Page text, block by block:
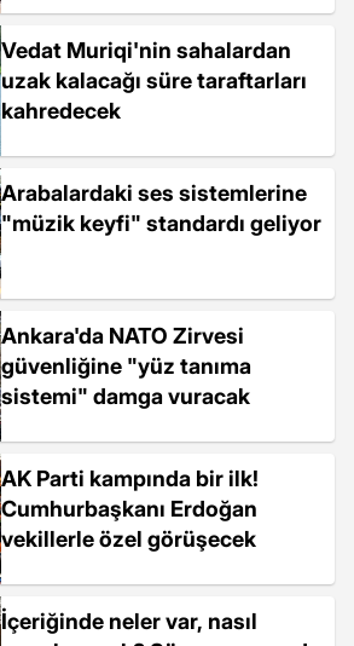
Vedat Muriqi'nin sahalardan
uzak kalacağı süre taraftarları
kahredecek
Arabalardaki ses sistemlerine
"müzik keyfi" standardı geliyor
Ankara'da NATO Zirvesi
güvenliğine "yüz tanıma
sistemi" damga vuracak
AK Parti kampında bir ilk!
Cumhurbaşkanı Erdoğan
vekillerle özel görüşecek
İçeriğinde neler var, nasıl